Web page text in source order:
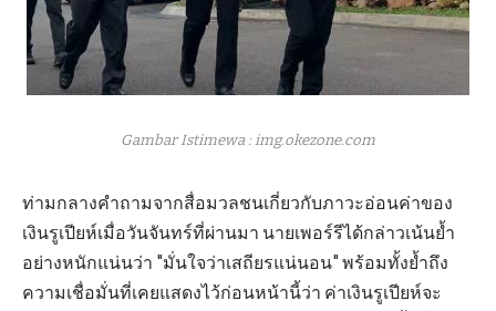
Gambar Istimewa : img.okezone.com
ท่ามกลางคำถามจากสื่อมวลชนเกี่ยวกับภาวะอ่อนค่าของ
เงินรูเปียห์เมื่อวันจันทร์ที่ผ่านมา นายเพอร์รีได้กล่าวเน้นย้ำ
อย่างหนักแน่นว่า "มั่นใจว่าเสถียรแน่นอน" พร้อมทั้งย้ำถึง
ความเชื่อมั่นที่เคยแสดงไว้ก่อนหน้านี้ว่า ค่าเงินรูเปียห์จะ